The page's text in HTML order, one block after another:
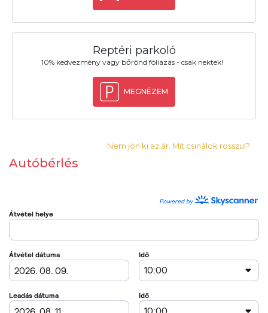
Reptéri parkoló
10% kedvezmény vagy bőrönd fóliázás - csak nektek!
MEGNÉZEM
Nem jön ki az ár. Mit csinálok rosszul?
Autóbérlés